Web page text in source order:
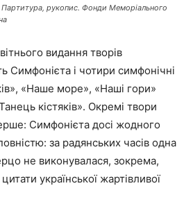
рукопис. Фонди Меморіального
видання творів
Симфонієта і чотири симфонічні
«Наше море», «Наші гори»
кістяків». Окремі твори
Симфонієта досі жодного
за радянських часів одна
не виконувалася, зокрема,
української жартівливої